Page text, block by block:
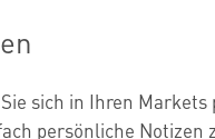
sich in Ihren
persönliche Notizen